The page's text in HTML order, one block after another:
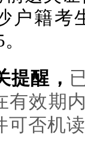
户籍考
提醒，
有效期
可否机